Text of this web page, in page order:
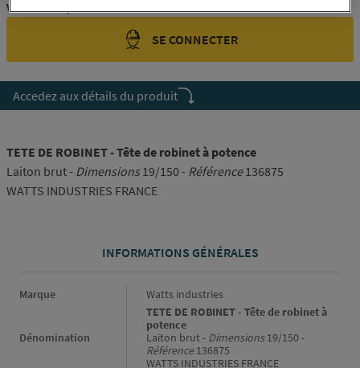
Vous êtes un professionnel ?
SE CONNECTER
Accedez aux détails du produit
TETE DE ROBINET - Tête de robinet à potence
Laiton brut - Dimensions 19/150 - Référence136875
WATTS INDUSTRIES FRANCE
INFORMATIONS GÉNÉRALES
Informations générales
Marque Watts industries
Dénomination
TETE DE ROBINET - Tête de robinet à
potence
Laiton brut - Dimensions19/150 -
Référence136875
WATTS INDUSTRIES FRANCE